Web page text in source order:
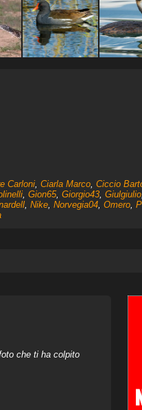
Carloni, Ciarla Marco, Ciccio
, Gion65, Giorgio43, Giulgiulio,
, Nike, Norvegia04, Omero,
che ti ha colpito